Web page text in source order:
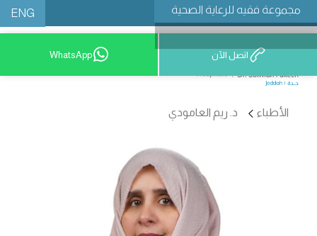
مجموعة فقيه للرعاية الصحية ENG
9200 12777 اتصل الآن WhatsApp
الأطباء د. ريم العامودي